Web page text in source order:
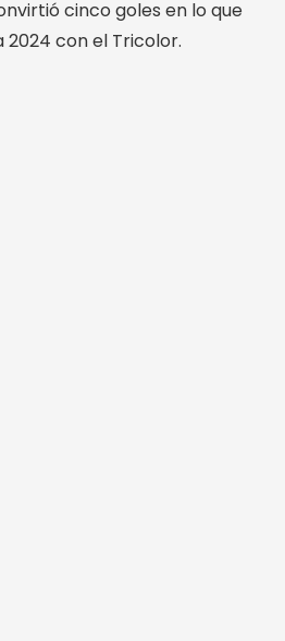
cinco goles en lo que
con el Tricolor.